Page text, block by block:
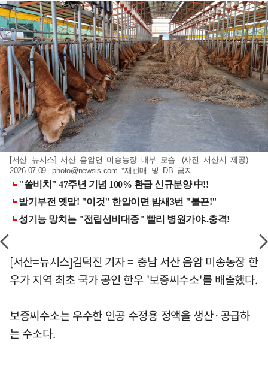
[서산=뉴시스] 서산 음암면 미송농장 내부 모습. (사진=서산시 제공)
2026.07.09.photo@newsis.com *재판매 및 DB 금지
[서산=뉴시스]김덕진 기자 = 충남 서산 음암 미송농장 한
우가 지역 최초 국가 공인 한우 '보증씨수소'를 배출했다.
보증씨수소는 우수한 인공 수정용 정액을 생산·공급하
는 수소다.